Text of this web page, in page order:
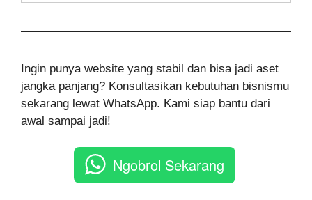
Ingin punya website yang stabil dan bisa jadi aset
jangka panjang? Konsultasikan kebutuhan bisnismu
sekarang lewat WhatsApp. Kami siap bantu dari
awal sampai jadi!
Ngobrol Sekarang